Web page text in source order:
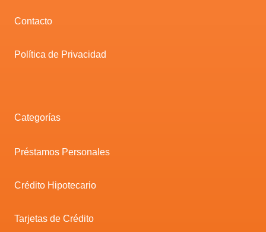
Contacto
Política de Privacidad
Categorías
Préstamos Personales
Crédito Hipotecario
Tarjetas de Crédito